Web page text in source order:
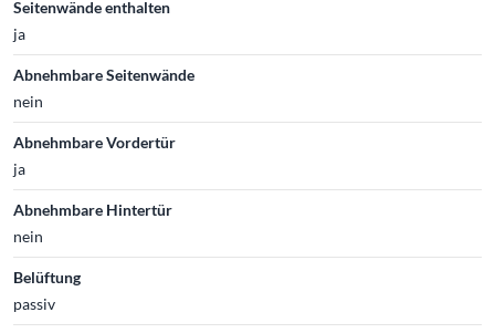
Seitenwände enthalten
ja
Abnehmbare Seitenwände
nein
Abnehmbare Vordertür
ja
Abnehmbare Hintertür
nein
Belüftung
passiv